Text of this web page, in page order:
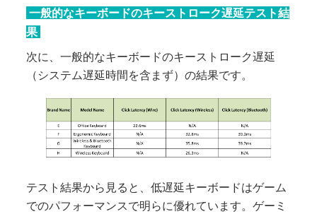
一般的なキーボードのキーストローク遅延テスト結
果
次に、一般的なキーボードのキーストローク遅延
（システム遅延時間を含まず）の結果です。
テスト結果から見ると、低遅延キーボードはゲーム
でのパフォーマンスで明らに優れています。ゲーミ